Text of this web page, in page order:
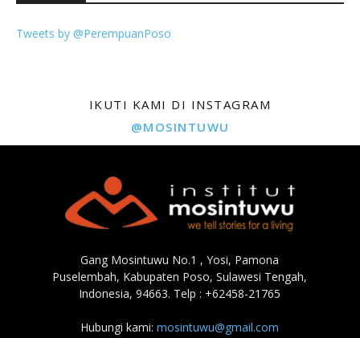
Tweets by @PerempuanPoso
IKUTI KAMI DI INSTAGRAM
@MOSINTUWU
Gang Mosintuwu No.1 , Yosi, Pamona
Puselembah, Kabupaten Poso, Sulawesi Tengah,
Indonesia, 94663. Telp : +62458-21765
Hubungi kami:mosintuwu@gmail.com